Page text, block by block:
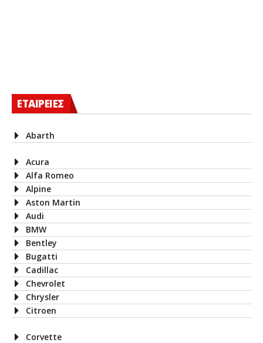
ΕΤΑΙΡΕΙΕΣ
Abarth
Acura
Alfa Romeo
Alpine
Aston Martin
Audi
BMW
Bentley
Bugatti
Cadillac
Chevrolet
Chrysler
Citroen
Corvette